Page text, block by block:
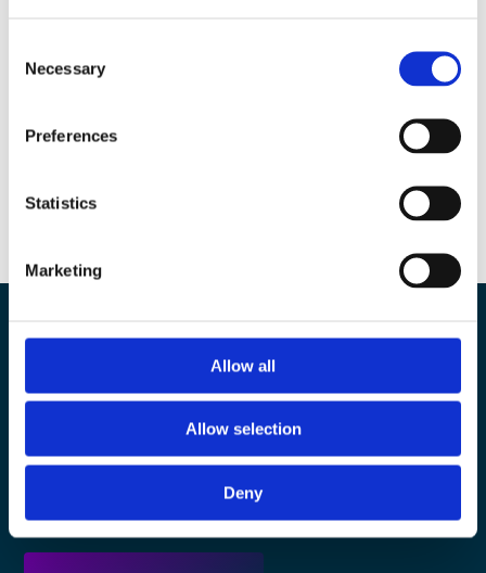
Selection
Necessary
Preferences
Statistics
Marketing
Allow all
Allow selection
Deny
Je souhaite être rappelé par les experts
Nos experts à votre écoute